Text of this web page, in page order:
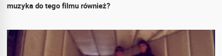
muzyka do tego filmu również?